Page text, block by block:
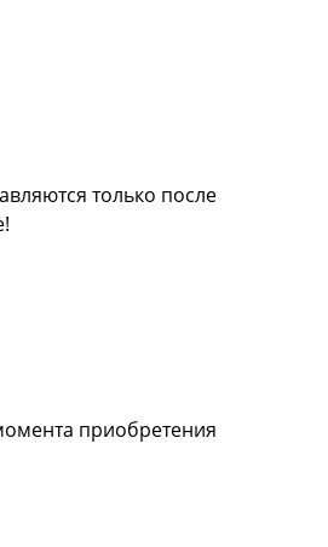
только после
приобретения